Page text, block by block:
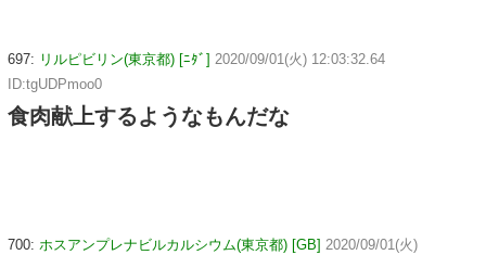
697: リルピビリン(東京都) [ﾆﾀﾞ] 2020/09/01(火) 12:03:32.64
ID:tgUDPmoo0
食肉献上するようなもんだな
700: ホスアンプレナビルカルシウム(東京都) [GB] 2020/09/01(火)